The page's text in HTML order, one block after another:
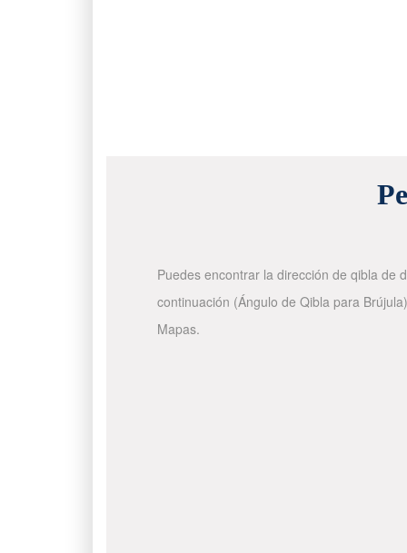
Puedes encontrar la dirección de qibla de
continuación (Ángulo de Qibla para
Mapas.